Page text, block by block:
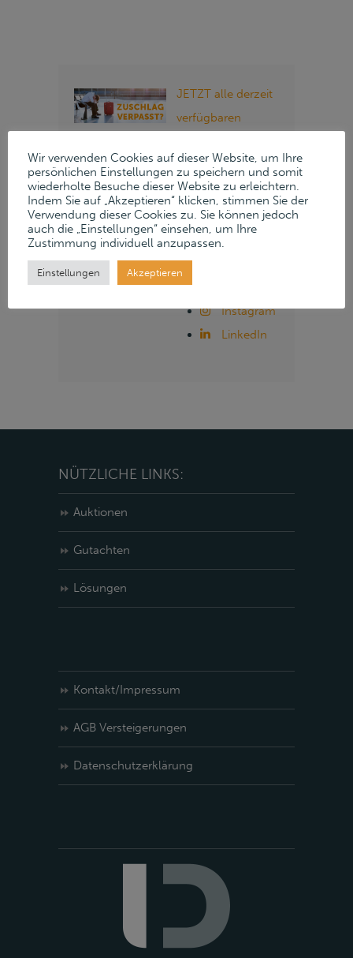
JETZT alle derzeit
verfügbaren
anzeigen »
Folgen Sie Lueders
& Partner auf
Media Kanälen:
Instagram
LinkedIn
NÜTZLICHE LINKS:
Auktionen
Gutachten
Lösungen
Kontakt/Impressum
AGB Versteigerungen
Datenschutzerklärung
Wir verwenden Cookies auf dieser Website, um Ihre
persönlichen Einstellungen zu speichern und somit
wiederholte Besuche dieser Website zu erleichtern.
Indem Sie auf „Akzeptieren“ klicken, stimmen Sie der
Verwendung dieser Cookies zu. Sie können jedoch
auch die „Einstellungen“ einsehen, um Ihre
Zustimmung individuell anzupassen.
Einstellungen Akzeptieren